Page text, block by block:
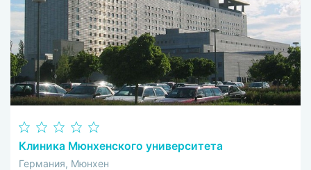
Клиника Мюнхенского университета
Германия, Мюнхен